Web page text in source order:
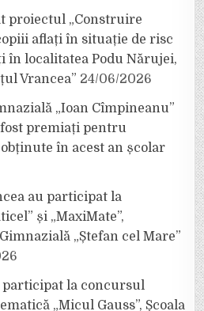
proiectul „Construire
aflați în situație de risc
în localitatea Podu Nărujei,
Vrancea” 24/06/2026
„Ioan Cîmpineanu”
premiați pentru
în acest an școlar
au participat la
și „MaxiMate”,
„Ștefan cel Mare”
participat la concursul
„Micul Gauss”, Școala